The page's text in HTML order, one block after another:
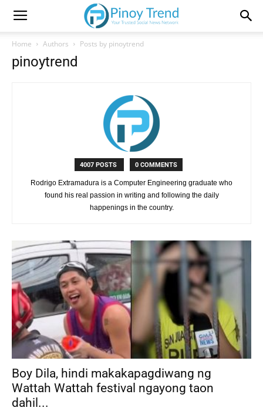
Home Authors Posts by pinoytrend
pinoytrend
4007 POSTS 0 COMMENTS
Rodrigo Extramadura is a Computer Engineering graduate who
found his real passion in writing and following the daily
happenings in the country.
Boy Dila, hindi makakapagdiwang ng
Wattah Wattah festival ngayong taon
dahil...